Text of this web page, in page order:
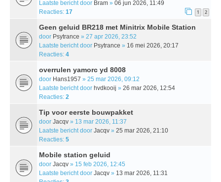
Laatste bericht door Bram » 06 jun 2026, 11:49
Reacties: 17 1 2
Geen geluid BR218 met Minitrix Mobile Station
door Psytrance » 27 apr 2026, 23:52
Laatste bericht door Psytrance » 16 mei 2026, 20:17
Reacties: 4
overrulen yamorc yd 8008
door Hans1957 » 25 mar 2026, 09:12
Laatste bericht door hvdkooij » 26 mar 2026, 12:54
Reacties: 2
Tip voor eerste bouwpakket
door Jacqv » 13 mar 2026, 11:37
Laatste bericht door Jacqv » 25 mar 2026, 21:10
Reacties: 5
Mobile station geluid
door Jacqv » 15 feb 2026, 12:45
Laatste bericht door Jacqv » 13 mar 2026, 11:31